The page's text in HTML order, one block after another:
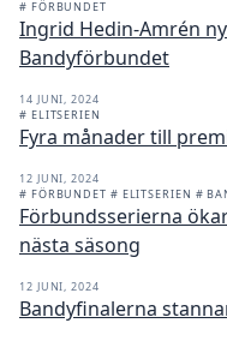
# FÖRBUNDET
Ingrid Hedin-Amrén
Bandyförbundet
14 JUNI, 2024
# ELITSERIEN
Fyra månader till
12 JUNI, 2024
# FÖRBUNDET # ELITSERIEN #
Förbundsserierna
nästa säsong
12 JUNI, 2024
Bandyfinalerna